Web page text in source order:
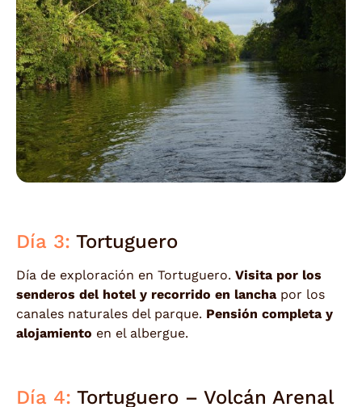
Día 3: Tortuguero
Día de exploración en Tortuguero. Visita por los
senderos del hotel y recorrido en lancha por los
canales naturales del parque. Pensión completa y
alojamiento en el albergue.
Día 4: Tortuguero – Volcán Arenal